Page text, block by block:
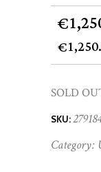
€
€
SOLD
SKU:
Category: